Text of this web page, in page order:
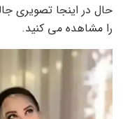
حال در اینجا تصویری
را مشاهده می کنید.